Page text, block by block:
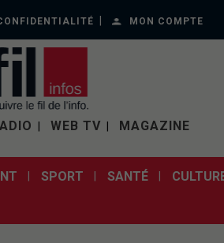
MON COMPTE
WEB TV MAGAZINE
SPORT SANTÉ